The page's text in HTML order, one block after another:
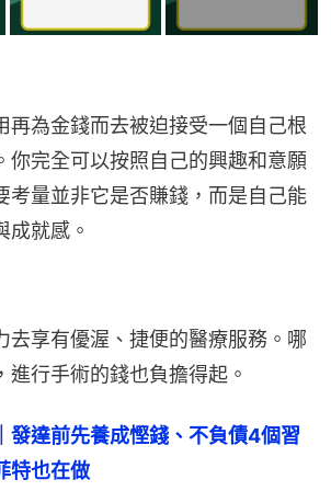
再為金錢而去被迫接受一個自己根
你完全可以按照自己的興趣和意願
考量並非它是否賺錢，而是自己能
成就感。
去享有優渥、捷便的醫療服務。哪
進行手術的錢也負擔得起。
發達前先養成慳錢、不負債4個習
特也在做